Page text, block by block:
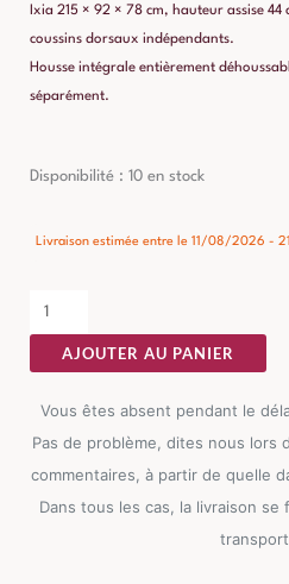
Ixia 215 × 92 × 78 cm, hauteur assise 44
coussins dorsaux indépendants.
Housse intégrale entièrement
séparément.
Disponibilité : 10 en stock
Livraison estimée entre le 11/08/2026 -
quantité
Canapé
Étoffe
Ixia
AJOUTER AU PANIER
Vous êtes absent pendant le
Pas de problème, dites nous lors
commentaires, à partir de quelle
Dans tous les cas, la livraison